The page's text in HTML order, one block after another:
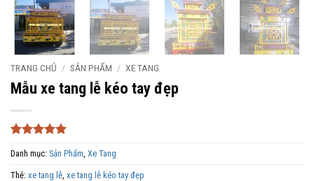
TRANG CHỦ / SẢN PHẨM / XE TANG
Mẫu xe tang lễ kéo tay đẹp
5trên 5
dựa trên
1
đánh giá
Danh mục: Sản Phẩm Xe Tang
Thẻ: xe tang lễ xe tang lễ kéo tay đẹp